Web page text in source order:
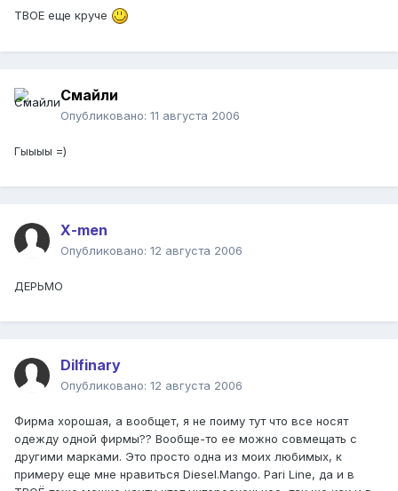
ТВОЕ еще круче
Смайли
Опубликовано: 11 августа 2006
Гыыыы =)
Х-men
Опубликовано: 12 августа 2006
ДЕРЬМО
Dilfinary
Опубликовано: 12 августа 2006
Фирма хорошая, а вообщет, я не поиму тут что все носят
одежду одной фирмы?? Вообще-то ее можно совмещать с
другими марками. Это просто одна из моих любимых, к
примеру еще мне нравиться Diesel.Mango. Pari Line, да и в